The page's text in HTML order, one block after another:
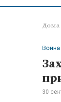
Дома
Война
30